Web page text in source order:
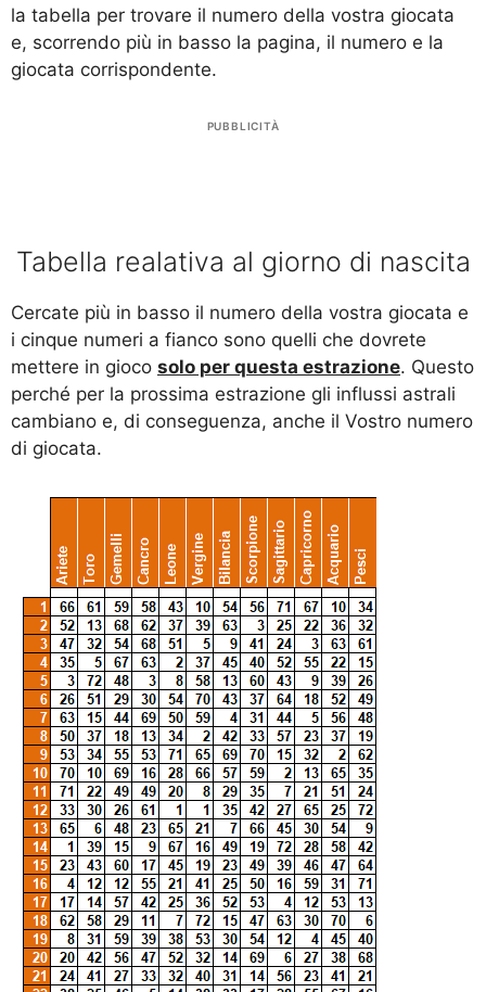
la tabella per trovare il numero della vostra giocata
e, scorrendo più in basso la pagina, il numero e la
giocata corrispondente.
PUBBLICITÀ
Tabella realativa al giorno di nascita
Cercate più in basso il numero della vostra giocata e
i cinque numeri a fianco sono quelli che dovrete
mettere in gioco solo per questa estrazione. Questo
perché per la prossima estrazione gli influssi astrali
cambiano e, di conseguenza, anche il Vostro numero
di giocata.